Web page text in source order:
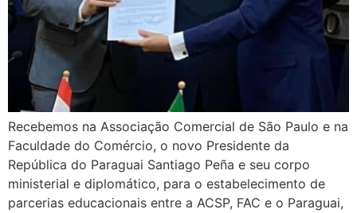
Recebemos na Associação Comercial de São Paulo e na
Faculdade do Comércio, o novo Presidente da
República do Paraguai Santiago Peña e seu corpo
ministerial e diplomático, para o estabelecimento de
parcerias educacionais entre a ACSP, FAC e o Paraguai,